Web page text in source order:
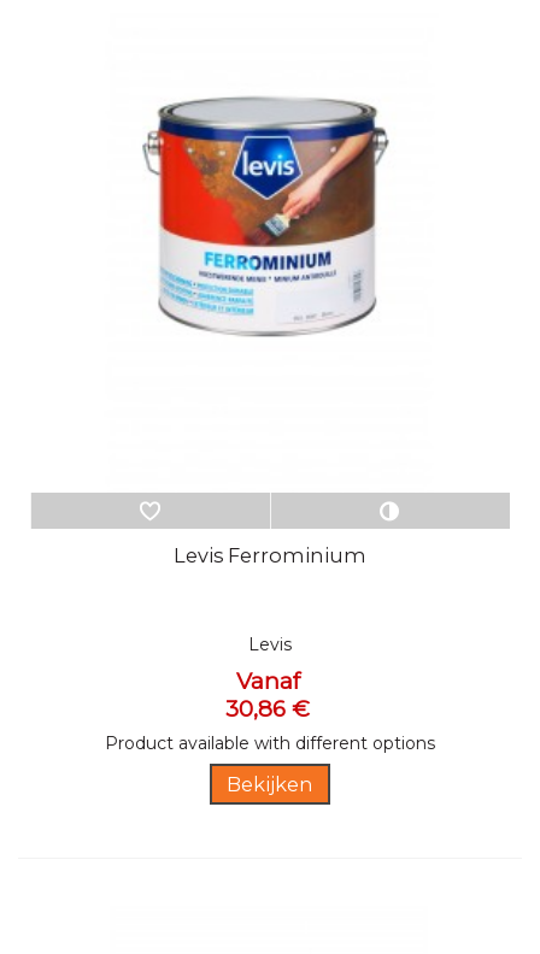
Levis Ferrominium
Levis
Vanaf
30,86 €
Product available with different options
Bekijken